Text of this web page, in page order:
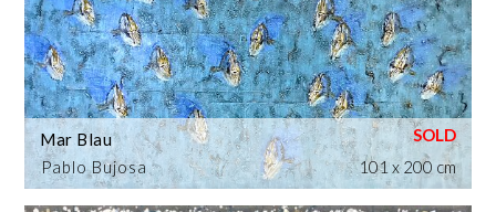
Pablo Bujosa
Mar Blau
101 x 200 cm